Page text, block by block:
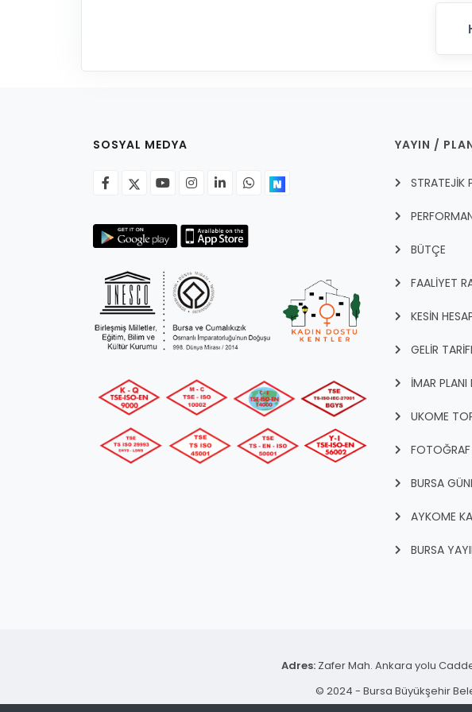
SOSYAL MEDYA YAYIN /
STRATEJİK
BÜTÇE
FAALİYET
KESİN
GELİR
İMAR PLANI
UKOME
FOTOĞRAF
BURSA
AYKOME
BURSA
Adres:Zafer Mah. Ankara yolu
© 2024 - Bursa Büyükşehir